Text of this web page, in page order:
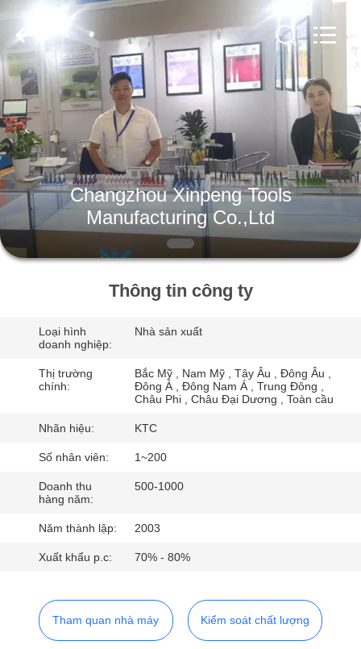
TRANG
CHỦ
CÁC
SẢN
PHẨM
VỀ
THAM
QUAN
NHÀ
MÁY
KIỂM
SOÁT
CHẤT
LIÊN
Tools
Manufacturing
Co.,Ltd.
All
Rights
Reserved.
Changzhou Xinpeng Tools
Manufacturing Co.,Ltd
Thông tin công ty
Loại hình
doanh nghiệp:
Nhà sản xuất
Thị trường
chính:
Bắc Mỹ , Nam Mỹ , Tây Âu , Đông Âu ,
Đông Á , Đông Nam Á , Trung Đông ,
Châu Phi , Châu Đại Dương , Toàn cầu
Nhãn hiệu: KTC
Số nhân viên: 1~200
Doanh thu
hàng năm:
500-1000
Năm thành lập: 2003
Xuất khẩu p.c: 70% - 80%
Tham quan nhà máy Kiểm soát chất lượng